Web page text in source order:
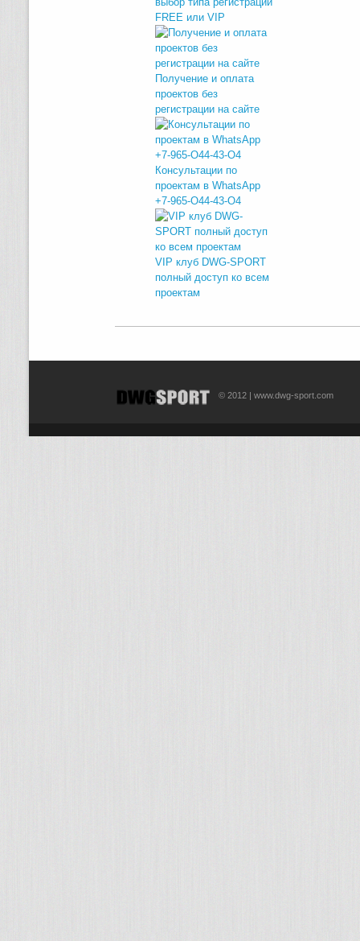
FREE или VIP
Получение и оплата
проектов без
регистрации на сайте
Консультации по
проектам в WhatsApp
+7-965-O44-43-O4
VIP клуб DWG-SPORT
полный доступ ко всем
проектам
© 2012 | www.dwg-sport.com